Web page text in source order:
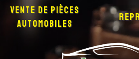
Vente de pièces
automobiles